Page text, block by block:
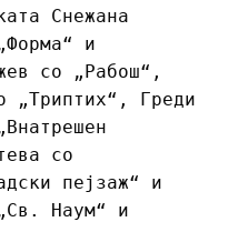
Снежана
и
со „Рабош“,
„Триптих“, Греди
со
пејзаж“ и
Наум“ и